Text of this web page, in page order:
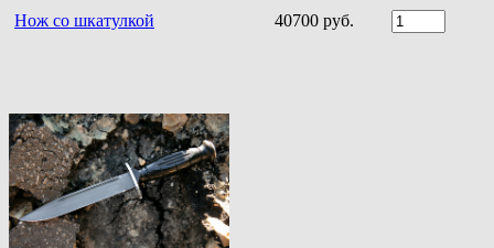
Нож со шкатулкой
40700 руб.